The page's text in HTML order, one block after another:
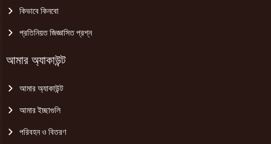
কিভাবে কিনবো
প্রতিনিয়ত জিজ্ঞাসিত প্রশ্ন
আমার অ্যাকাউন্ট
আমার অ্যাকাউন্ট
আমার ইচ্ছাগুলি
পরিবহন ও বিতরণ